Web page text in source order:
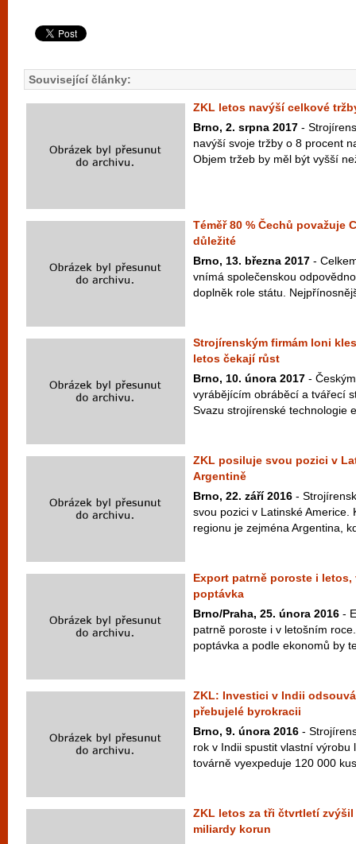
Související články:
ZKL letos navýší celkové
Brno, 2. srpna 2017 -
navýší svoje tržby o 8 procent
Objem tržeb by měl být vyšší
Téměř 80 % Čechů považuje
důležité
Brno, 13. března 2017 -
vnímá společenskou
doplněk role státu.
Strojírenským firmám loni
letos čekají růst
Brno, 10. února 2017 -
vyrábějícím obráběcí a tvářecí
Svazu strojírenské technologie
ZKL posiluje svou pozici v
Argentině
Brno, 22. září 2016 -
svou pozici v Latinské Americe.
regionu je zejména Argentina,
Export patrně poroste i letos,
poptávka
Brno/Praha, 25. února 2016 -
patrně poroste i v letošním
poptávka a podle ekonomů by
ZKL: Investici v Indii
přebujelé byrokracii
Brno, 9. února 2016 -
rok v Indii spustit vlastní výrobu
továrně vyexpeduje 120 000
ZKL letos za tři čtvrtletí
miliardy korun